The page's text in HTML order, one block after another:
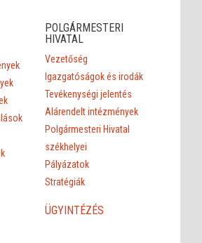
POLGÁRMESTERI
HIVATAL
Vezetőség
Igazgatóságok és irodák
Tevékenységi jelentés
Alárendelt intézmények
Polgármesteri Hivatal
székhelyei
Pályázatok
Stratégiák
ÜGYINTÉZÉS